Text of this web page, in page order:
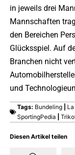
Diesen Artikel teilen
in jeweils drei
Mannschaften
den Bereichen
Glücksspiel. Auf
Branchen nicht
und
Tags: Bundeling
SportingPedia